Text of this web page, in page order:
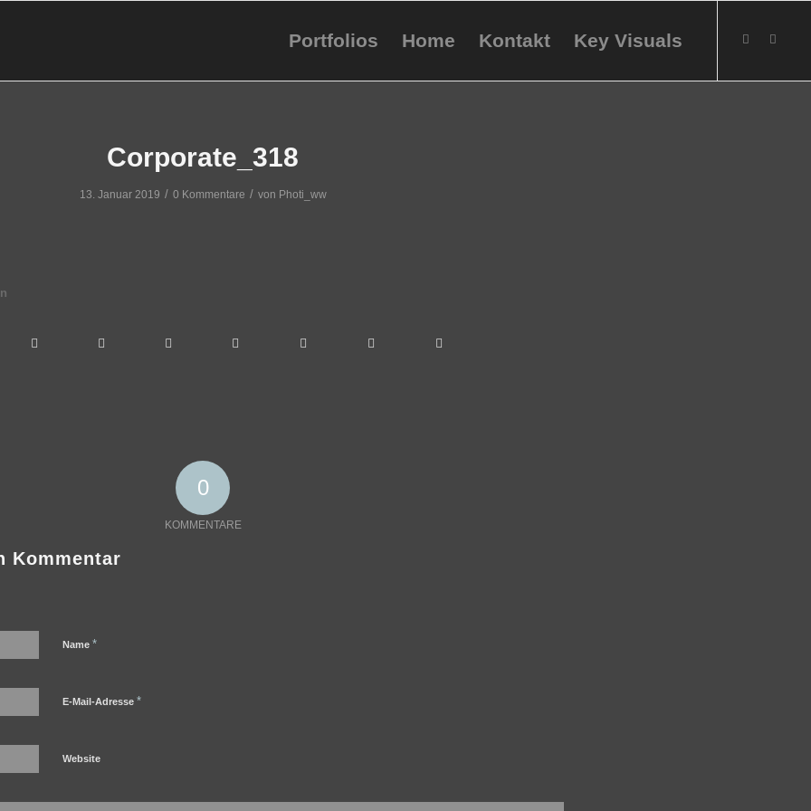
Portfolios Home Kontakt Key Visuals
Corporate_318
13. Januar 2019 / 0 Kommentare / von Photi_ww
0
KOMMENTARE
Kommentar
Name *
E-Mail-Adresse *
Website